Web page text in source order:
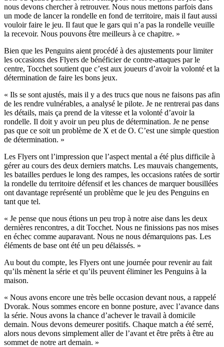
nous devons chercher à retrouver. Nous nous mettons parfois dans
un mode de lancer la rondelle en fond de territoire, mais il faut aussi
vouloir faire le jeu. Il faut que le gars qui n’a pas la rondelle veuille
la recevoir. Nous pouvons être meilleurs à ce chapitre. »
Bien que les Penguins aient procédé à des ajustements pour limiter
les occasions des Flyers de bénéficier de contre-attaques par le
centre, Tocchet soutient que c’est aux joueurs d’avoir la volonté et la
détermination de faire les bons jeux.
« Ils se sont ajustés, mais il y a des trucs que nous ne faisons pas afin
de les rendre vulnérables, a analysé le pilote. Je ne rentrerai pas dans
les détails, mais ça prend de la vitesse et la volonté d’avoir la
rondelle. Il doit y avoir un peu plus de détermination. Je ne pense
pas que ce soit un problème de X et de O. C’est une simple question
de détermination. »
Les Flyers ont l’impression que l’aspect mental a été plus difficile à
gérer au cours des deux derniers matchs. Les mauvais changements,
les batailles perdues le long des rampes, les occasions ratées de sortir
la rondelle du territoire défensif et les chances de marquer bousillées
ont davantage représenté un problème que le jeu des Penguins en
tant que tel.
« Je pense que nous étions un peu trop à notre aise dans les deux
dernières rencontres, a dit Tocchet. Nous ne finissions pas nos mises
en échec comme auparavant. Nous ne nous démarquions pas. Les
éléments de base ont été un peu délaissés. »
Au bout du compte, les Flyers ont une journée pour revenir au fait
qu’ils mènent la série et qu’ils peuvent éliminer les Penguins à la
maison.
« Nous avons encore une très belle occasion devant nous, a rappelé
Dvorak. Nous sommes encore en bonne posture, avec l’avance dans
la série. Nous avons la chance d’achever le travail à domicile
demain. Nous devons demeurer positifs. Chaque match a été serré,
alors nous devons simplement aller de l’avant et être prêts à être au
sommet de notre art demain. »